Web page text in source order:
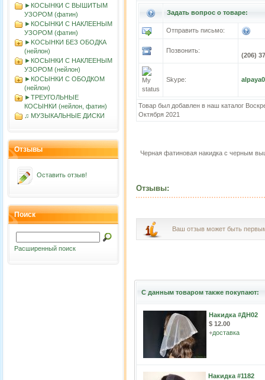
►КОСЫНКИ С ВЫШИТЫМ
УЗОРОМ (фатин)
►КОСЫНКИ С НАКЛЕЕНЫМ
УЗОРОМ (фатин)
►KOСЫНКИ БЕЗ ОБОДКА
(нейлон)
►КОСЫНКИ С НАКЛЕЕНЫМ
УЗОРОМ (нейлон)
►КОСЫНКИ С ОБОДКОМ
(нейлон)
►ТРЕУГОЛЬНЫЕ
КОСЫНКИ (нейлон, фатин)
♫ МУЗЫКАЛЬНЫЕ ДИСКИ
Отзывы
Оставить отзыв!
Поиск
Расширенный поиск
Задать вопрос о товаре:
Отправить письмо:
Позвонить:
(206)
Skype:
Товар был добавлен в наш каталог
Октября 2021
Черная фатиновая накидка с черным
Отзывы:
Ваш отзыв может быть
С данным товаром также покупают:
Накидка #ДН02
$ 12.00
+доставка
Накидка #1182